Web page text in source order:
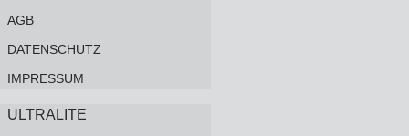
AGB
DATENSCHUTZ
IMPRESSUM
ULTRALITE